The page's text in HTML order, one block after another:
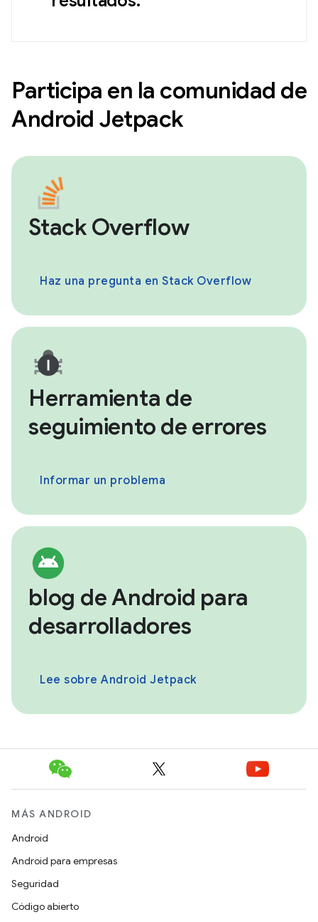
Participa en la comunidad de
Android Jetpack
Stack Overflow
Haz una pregunta en Stack Overflow
Herramienta de
seguimiento de errores
Informar un problema
blog de Android para
desarrolladores
Lee sobre Android Jetpack
MÁS ANDROID
Android
Android para empresas
Seguridad
Código abierto